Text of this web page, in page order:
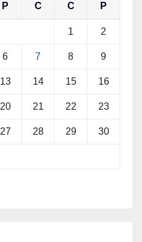
P C C P
1 2
6 7 8 9
13 14 15 16
20 21 22 23
27 28 29 30